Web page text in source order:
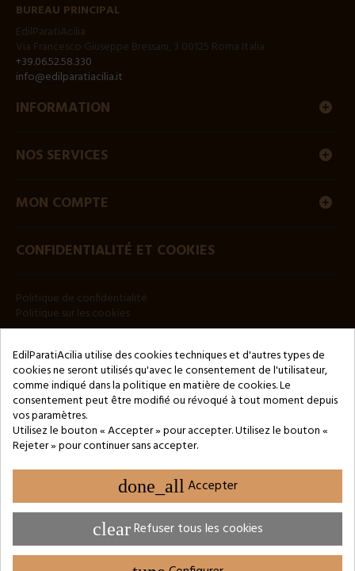
BUREAU PRINCIPAL
+39.06.52.58.330
info@edilparatiacilia.it
INFORMATION
NOS SERVICES
MON COMPTE
CONFIDENTIALITÉ ET COOKIES
Copyright © 2024 by 3Enne s.r.l.s. P.IVA/C.F.: 13466181008
Numéro d'enregistrement REA : RM-1449325 - Registre du
Commerce de Rome
Website Developed by M.Borzacchini - TestSide
EdilParatiAcilia utilise des cookies techniques et d'autres types de
cookies ne seront utilisés qu'avec le consentement de l'utilisateur,
comme indiqué dans la politique en matière de cookies. Le
consentement peut être modifié ou révoqué à tout moment depuis
vos paramètres.
Utilisez le bouton « Accepter » pour accepter. Utilisez le bouton «
Rejeter » pour continuer sans accepter.
done_all Accepter
clearRefuser tous les cookies